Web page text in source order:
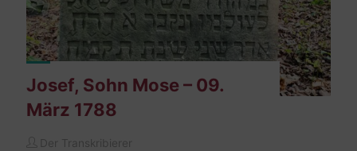
Josef, Sohn Mose – 09.
März 1788
Der Transkribierer